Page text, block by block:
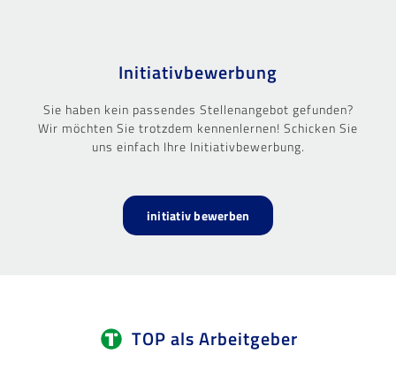
Initiativbewerbung
Sie haben kein passendes Stellenangebot gefunden?
Wir möchten Sie trotzdem kennenlernen! Schicken Sie
uns einfach Ihre Initiativbewerbung.
initiativ bewerben
TOP als Arbeitgeber